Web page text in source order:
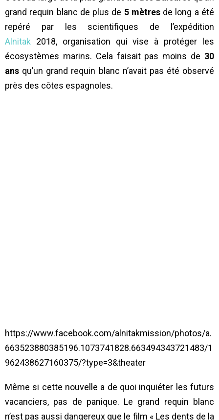
grand requin blanc de plus de 5 mètresde long a été
repéré par les scientifiques de l’expédition
Alnitak 2018, organisation qui vise à protéger les
écosystèmes marins. Cela faisait pas moins de 30
ans qu’un grand requin blanc n’avait pas été observé
près des côtes espagnoles.
https://www.facebook.com/alnitakmission/photos/a.
663523880385196.1073741828.663494343721483/1
962438627160375/?type=3&theater
Même si cette nouvelle a de quoi inquiéter les futurs
vacanciers, pas de panique. Le grand requin blanc
n’est pas aussi dangereux que le film « Les dents de la